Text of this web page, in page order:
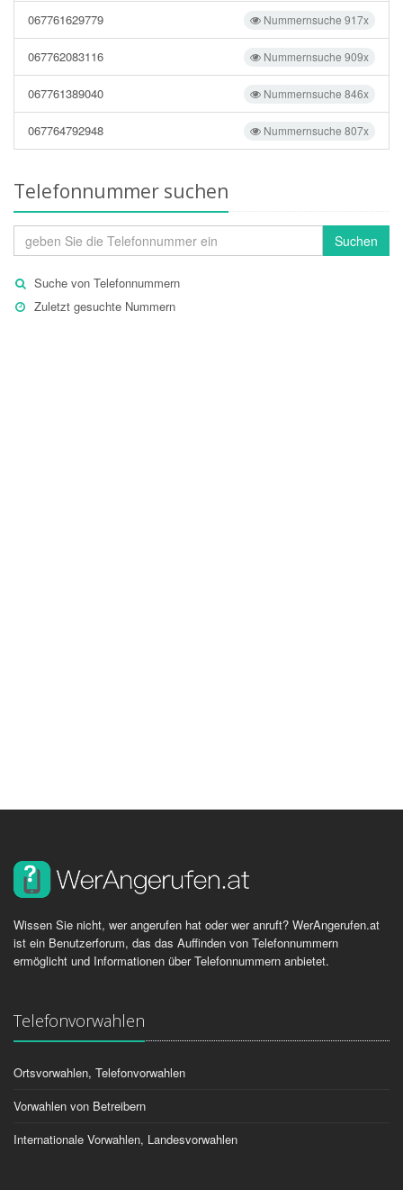
Nummernsuche 917x
067761629779
Nummernsuche 909x
067762083116
Nummernsuche 846x
067761389040
Nummernsuche 807x
067764792948
Telefonnummer suchen
Suchen
Suche von Telefonnummern
Zuletzt gesuchte Nummern
Wissen Sie nicht, wer angerufen hat oder wer anruft? WerAngerufen.at
ist ein Benutzerforum, das das Auffinden von Telefonnummern
ermöglicht und Informationen über Telefonnummern anbietet.
Telefonvorwahlen
Ortsvorwahlen, Telefonvorwahlen
Vorwahlen von Betreibern
Internationale Vorwahlen, Landesvorwahlen